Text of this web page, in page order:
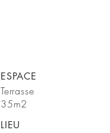
ESPACE
Terrasse
35m2
LIEU